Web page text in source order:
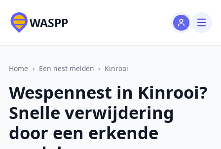
WASPP
Home › Een nest melden › Kinrooi
Wespennest in Kinrooi?
Snelle verwijdering
door een erkende